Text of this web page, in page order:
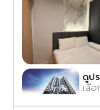
ดูป
เลื